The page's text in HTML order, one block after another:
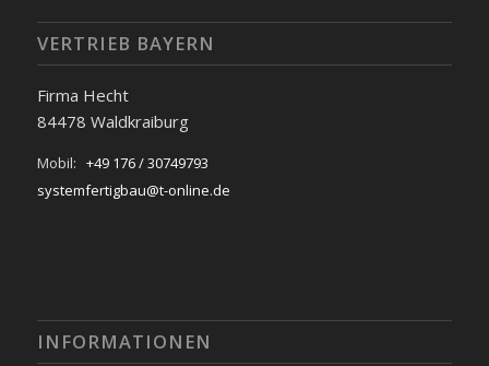
VERTRIEB BAYERN
Firma Hecht
84478 Waldkraiburg
Mobil: +49 176 / 30749793
systemfertigbau@t-online.de
INFORMATIONEN